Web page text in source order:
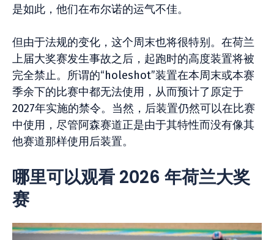
是如此，他们在布尔诺的运气不佳。
但由于法规的变化，这个周末也将很特别。在荷兰
上届大奖赛发生事故之后，起跑时的高度装置将被
完全禁止。所谓的“holeshot”装置在本周末或本赛
季余下的比赛中都无法使用，从而预计了原定于
2027年实施的禁令。当然，后装置仍然可以在比赛
中使用，尽管阿森赛道正是由于其特性而没有像其
他赛道那样使用后装置。
哪里可以观看 2026 年荷兰大奖
赛